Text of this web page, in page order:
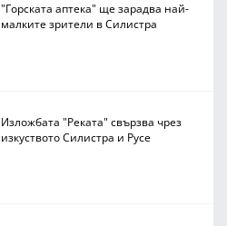
"Горската аптека" ще зарадва най-
малките зрители в Силистра
Изложбата "Реката" свързва чрез
изкуството Силистра и Русе